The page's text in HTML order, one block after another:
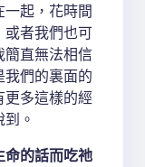
起，花時間
或者我們也可
簡直無法相信
們的裏面的
更多這樣的經
。
的話而吃祂